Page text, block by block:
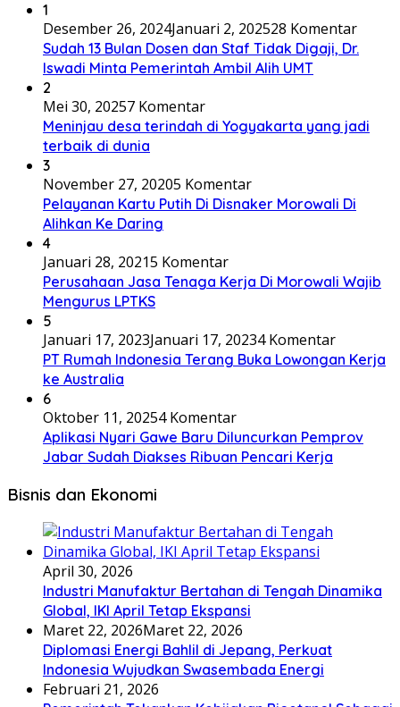
1
Desember 26, 2024Januari 2, 202528 Komentar
Sudah 13 Bulan Dosen dan Staf Tidak Digaji, Dr.
Iswadi Minta Pemerintah Ambil Alih UMT
2
Mei 30, 20257 Komentar
Meninjau desa terindah di Yogyakarta yang jadi
terbaik di dunia
3
November 27, 20205 Komentar
Pelayanan Kartu Putih Di Disnaker Morowali Di
Alihkan Ke Daring
4
Januari 28, 20215 Komentar
Perusahaan Jasa Tenaga Kerja Di Morowali Wajib
Mengurus LPTKS
5
Januari 17, 2023Januari 17, 20234 Komentar
PT Rumah Indonesia Terang Buka Lowongan Kerja
ke Australia
6
Oktober 11, 20254 Komentar
Aplikasi Nyari Gawe Baru Diluncurkan Pemprov
Jabar Sudah Diakses Ribuan Pencari Kerja
Bisnis dan Ekonomi
April 30, 2026
Industri Manufaktur Bertahan di Tengah Dinamika
Global, IKI April Tetap Ekspansi
Maret 22, 2026Maret 22, 2026
Diplomasi Energi Bahlil di Jepang, Perkuat
Indonesia Wujudkan Swasembada Energi
Februari 21, 2026